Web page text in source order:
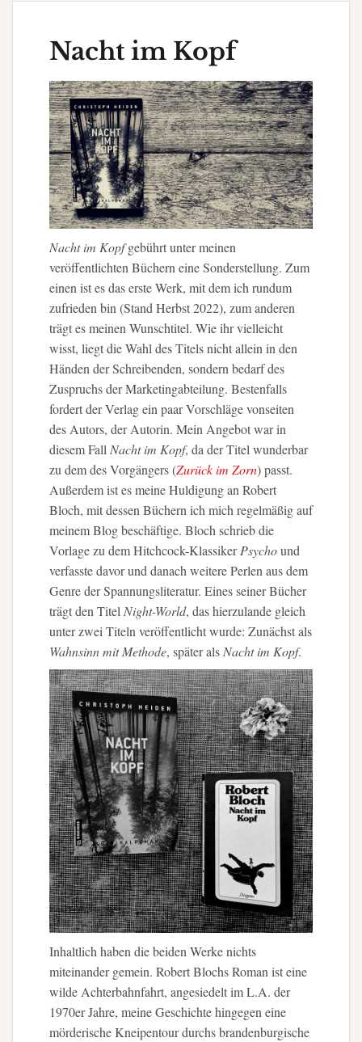
Nacht im Kopf
Nacht im Kopfgebührt unter meinen
veröffentlichten Büchern eine Sonderstellung. Zum
einen ist es das erste Werk, mit dem ich rundum
zufrieden bin (Stand Herbst 2022), zum anderen
trägt es meinen Wunschtitel. Wie ihr vielleicht
wisst, liegt die Wahl des Titels nicht allein in den
Händen der Schreibenden, sondern bedarf des
Zuspruchs der Marketingabteilung. Bestenfalls
fordert der Verlag ein paar Vorschläge vonseiten
des Autors, der Autorin. Mein Angebot war in
diesem FallNacht im Kopf, da der Titel wunderbar
zu dem des Vorgängers (Zurück im Zorn) passt.
Außerdem ist es meine Huldigung an Robert
Bloch, mit dessen Büchern ich mich regelmäßig auf
meinem Blog beschäftige. Bloch schrieb die
Vorlage zu dem Hitchcock-KlassikerPsychound
verfasste davor und danach weitere Perlen aus dem
Genre der Spannungsliteratur. Eines seiner Bücher
trägt den TitelNight-World, das hierzulande gleich
unter zwei Titeln veröffentlicht wurde: Zunächst als
Wahnsinn mit Methode, später alsNacht im Kopf.
Inhaltlich haben die beiden Werke nichts
miteinander gemein. Robert Blochs Roman ist eine
wilde Achterbahnfahrt, angesiedelt im L.A. der
1970er Jahre, meine Geschichte hingegen eine
mörderische Kneipentour durchs brandenburgische